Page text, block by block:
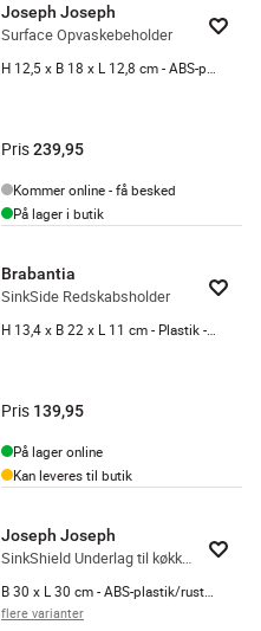
Joseph Joseph
Surface Opvaskebeholder
Pris239,95
Kommer online - få besked
På lager i butik
Brabantia
SinkSide Redskabsholder
Pris 139,95
På lager online
Kan leveres til butik
Joseph Joseph
SinkShield Underlag til køkkenvask
flere varianter